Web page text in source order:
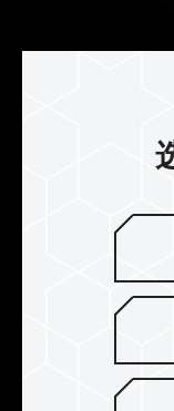
外观上一体成
而不失活力的
与美学结合的